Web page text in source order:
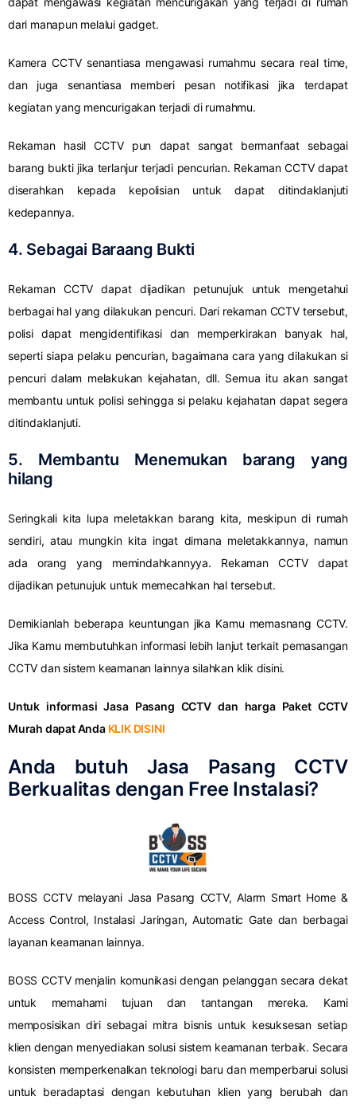
dari manapun melalui gadget.
Kamera CCTV senantiasa mengawasi rumahmu secara real time,
dan juga senantiasa memberi pesan notifikasi jika terdapat
kegiatan yang mencurigakan terjadi di rumahmu.
Rekaman hasil CCTV pun dapat sangat bermanfaat sebagai
barang bukti jika terlanjur terjadi pencurian. Rekaman CCTV dapat
diserahkan kepada kepolisian untuk dapat ditindaklanjuti
kedepannya.
4. Sebagai Baraang Bukti
Rekaman CCTV dapat dijadikan petunujuk untuk mengetahui
berbagai hal yang dilakukan pencuri. Dari rekaman CCTV tersebut,
polisi dapat mengidentifikasi dan memperkirakan banyak hal,
seperti siapa pelaku pencurian, bagaimana cara yang dilakukan si
pencuri dalam melakukan kejahatan, dll. Semua itu akan sangat
membantu untuk polisi sehingga si pelaku kejahatan dapat segera
ditindaklanjuti.
5. Membantu Menemukan barang yang
hilang
Seringkali kita lupa meletakkan barang kita, meskipun di rumah
sendiri, atau mungkin kita ingat dimana meletakkannya, namun
ada orang yang memindahkannyya. Rekaman CCTV dapat
dijadikan petunujuk untuk memecahkan hal tersebut.
Demikianlah beberapa keuntungan jika Kamu memasnang CCTV.
Jika Kamu membutuhkan informasi lebih lanjut terkait pemasangan
CCTV dan sistem keamanan lainnya silahkan klik disini.
Untuk informasi Jasa Pasang CCTV dan harga Paket CCTV
Murah dapat Anda KLIK DISINI
Anda butuh Jasa Pasang CCTV
Berkualitas dengan Free Instalasi?
BOSS CCTV melayani Jasa Pasang CCTV, Alarm Smart Home &
Access Control, Instalasi Jaringan, Automatic Gate dan berbagai
layanan keamanan lainnya.
BOSS CCTV menjalin komunikasi dengan pelanggan secara dekat
untuk memahami tujuan dan tantangan mereka. Kami
memposisikan diri sebagai mitra bisnis untuk kesuksesan setiap
klien dengan menyediakan solusi sistem keamanan terbaik. Secara
konsisten memperkenalkan teknologi baru dan memperbarui solusi
untuk beradaptasi dengan kebutuhan klien yang berubah dan